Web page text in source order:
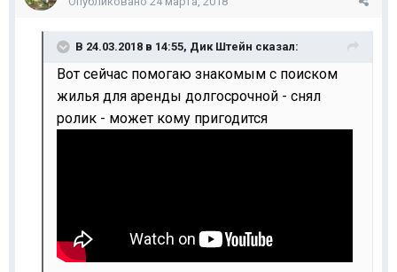
В 24.03.2018 в 14:55, Дик Штейн сказал:
Вот сейчас помогаю знакомым с поиском
жилья для аренды долгосрочной - снял
ролик - может кому пригодится